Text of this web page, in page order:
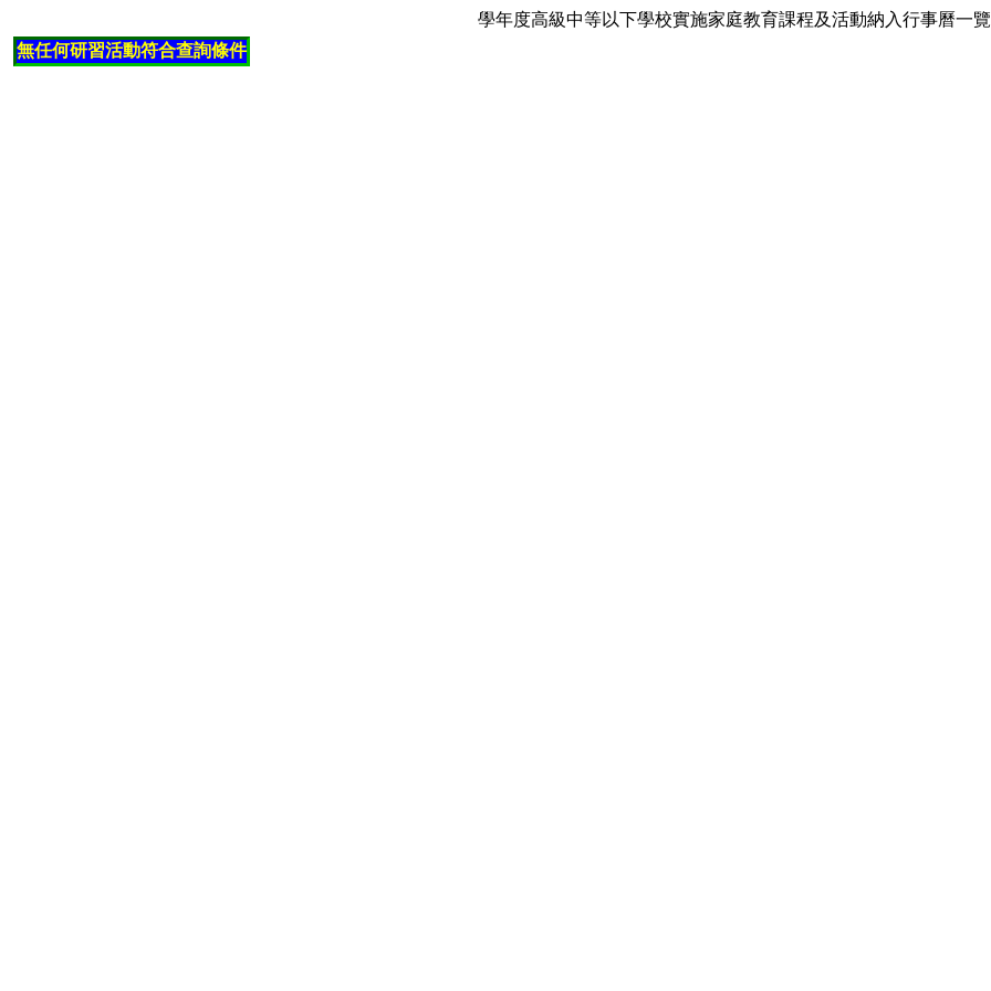
學年度高級中等以下學校實施家庭教育課程及活動納入行事曆一
無任何研習活動符合查詢條件